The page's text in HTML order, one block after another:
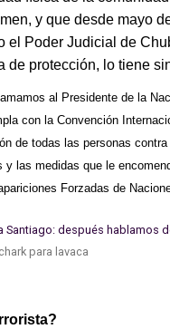
y que desde mayo
el Poder Judicial de
de protección, lo tiene
al Presidente de la
con la Convención
de todas las personas
y las medidas que le
Forzadas de
para lavaca